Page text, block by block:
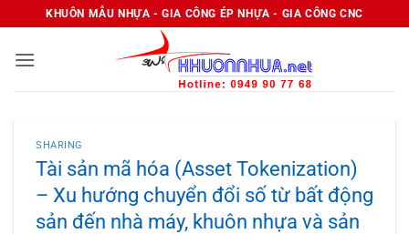
qua
nội
KHUÔN MẪU NHỰA - GIA CÔNG ÉP NHỰA - GIA CÔNG CNC
SHARING
Tài sản mã hóa (Asset Tokenization)
– Xu hướng chuyển đổi số từ bất động
sản đến nhà máy, khuôn nhựa và sản